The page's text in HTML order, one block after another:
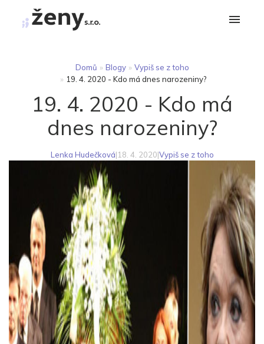
Domů » Blogy » Vypiš se z toho
» 19. 4. 2020 - Kdo má dnes narozeniny?
19. 4. 2020 - Kdo má
dnes narozeniny?
Lenka Hudečková|18. 4. 2020|Vypiš se z toho